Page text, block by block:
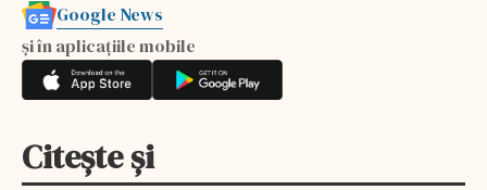
Google News
și în aplicațiile mobile
Citește și